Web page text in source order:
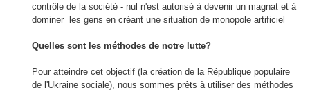
contrôle de la société - nul n'est autorisé à devenir un magnat et à
dominer
les gens en créant une situation de monopole artificiel
Quelles sont les méthodes de notre lutte?
Pour atteindre cet objectif ( la création de la République populaire
de l'Ukraine sociale), nous sommes prêts à utiliser des méthodes